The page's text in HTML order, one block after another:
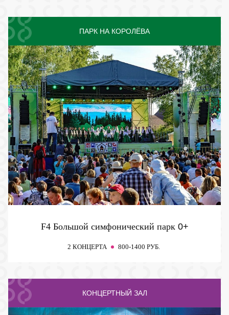
ПАРК НА КОРОЛЁВА
F4 Большой симфонический парк 0+
2 КОНЦЕРТА 800-1400 РУБ.
КОНЦЕРТНЫЙ ЗАЛ